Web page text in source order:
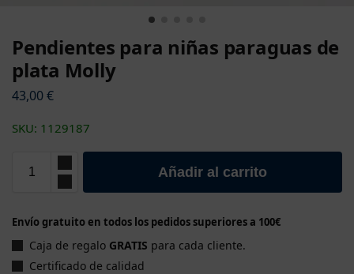
Pendientes para niñas paraguas de
plata Molly
43,00€
SKU: 1129187
Añadir al carrito
Envío gratuito en todos los pedidos superiores a 100€
Caja de regalo GRATIS para cada cliente.
Certificado de calidad